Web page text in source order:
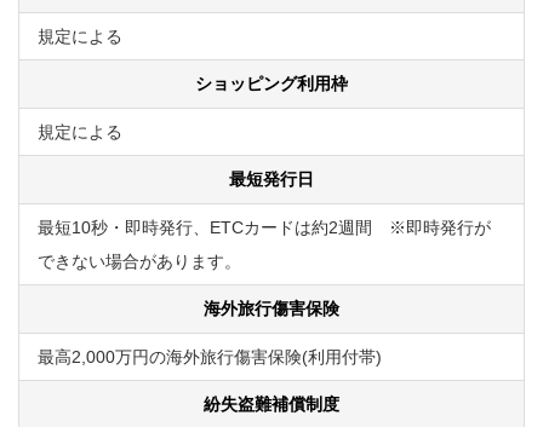
規定による
ショッピング利用枠
規定による
最短発行日
最短10秒・即時発行、ETCカードは約2週間 ※即時発行が
できない場合があります。
海外旅行傷害保険
最高2,000万円の海外旅行傷害保険(利用付帯)
紛失盗難補償制度